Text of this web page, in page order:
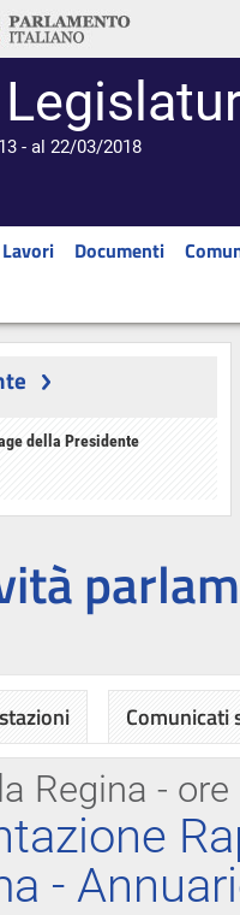
- al 22/03/2018
Lavori Documenti
della Presidente
Regina - ore
-
Comunicati